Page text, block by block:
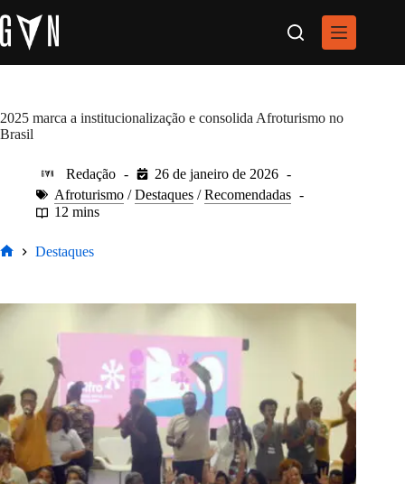
para
o
conteúdo
2025 marca a institucionalização e consolida Afroturismo no
Brasil
Redação
26 de janeiro de 2026
Afroturismo /Destaques /Recomendadas
12 mins
Destaques